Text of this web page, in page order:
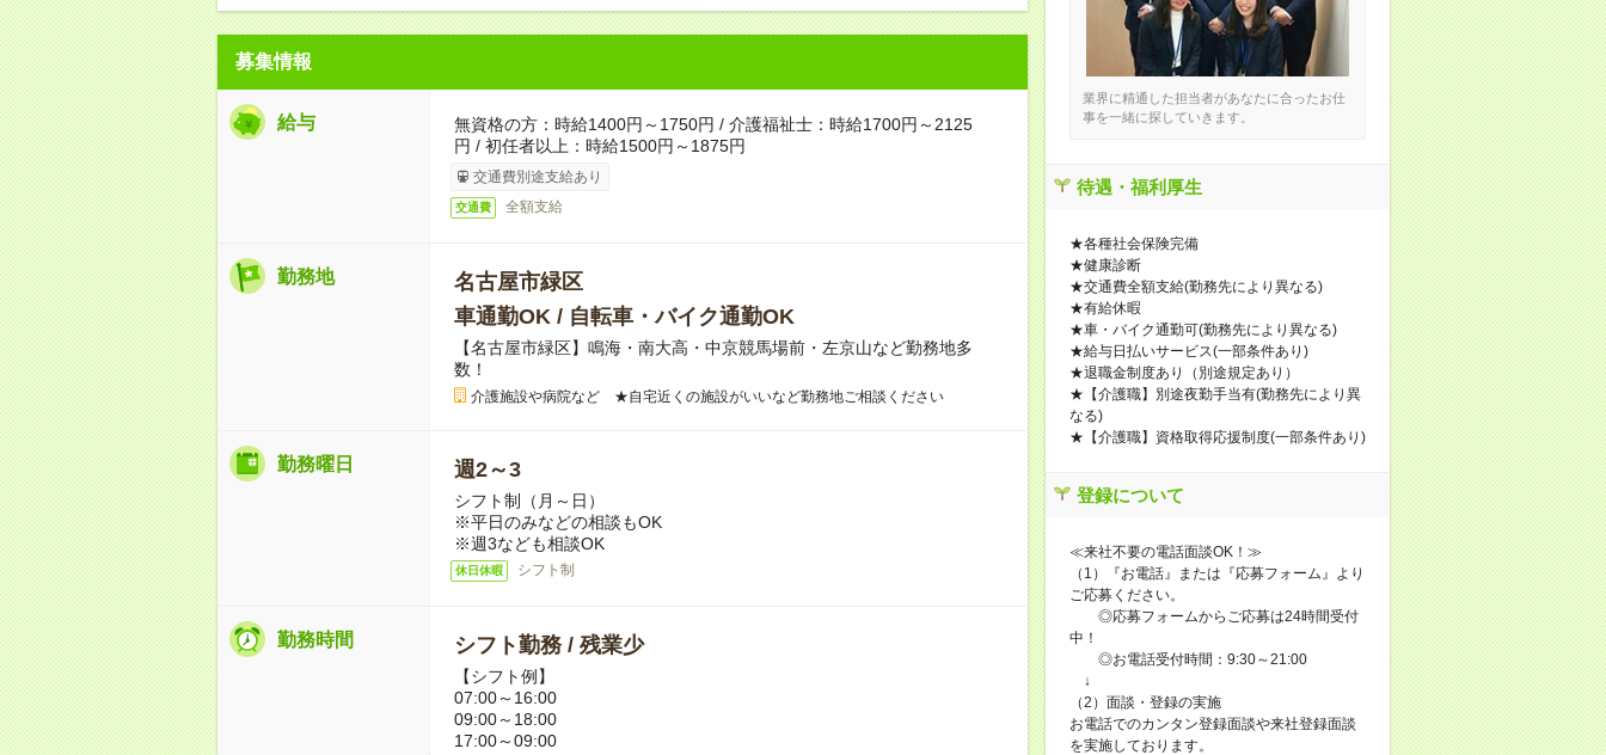
募集情報
給与
無資格の方：時給1400円～1750円 / 介護福祉士：時給1700円～2125
円 / 初任者以上：時給1500円～1875円
交通費別途支給あり
交通費 全額支給
勤務地
名古屋市緑区
車通勤OK / 自転車・バイク通勤OK
【名古屋市緑区】鳴海・南大高・中京競馬場前・左京山など勤務地多
数！
介護施設や病院など ★自宅近くの施設がいいなど勤務地ご相談ください
勤務曜日 週2～3
シフト制（月～日）
※平日のみなどの相談もOK
※週3なども相談OK
休日休暇 シフト制
勤務時間 シフト勤務 / 残業少
【シフト例】
07:00～16:00
09:00～18:00
17:00～09:00
業界に精通した担当者があなたに合ったお仕
事を一緒に探していきます。
待遇・福利厚生
★各種社会保険完備
★健康診断
★交通費全額支給(勤務先により異なる)
★有給休暇
★車・バイク通勤可(勤務先により異なる)
★給与日払いサービス(一部条件あり)
★退職金制度あり（別途規定あり）
★【介護職】別途夜勤手当有(勤務先により異
なる)
★【介護職】資格取得応援制度(一部条件あり)
登録について
≪来社不要の電話面談OK！≫
（1）『お電話』または『応募フォーム』より
ご応募ください。
◎応募フォームからご応募は24時間受付
中！
◎お電話受付時間：9:30～21:00
↓
（2）面談・登録の実施
お電話でのカンタン登録面談や来社登録面談
を実施しております。